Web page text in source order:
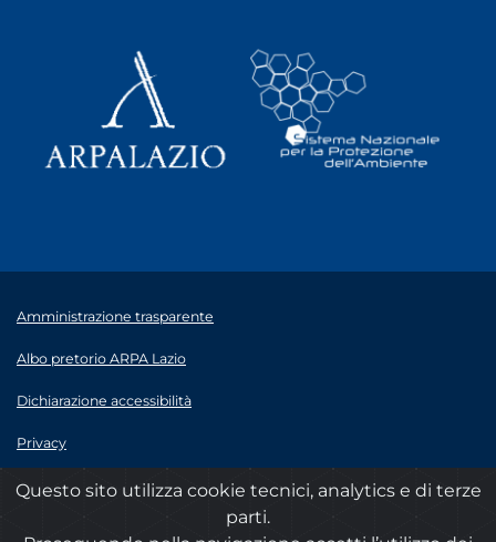
Amministrazione trasparente
Albo pretorio ARPA Lazio
Dichiarazione accessibilità
Privacy
Note legali
© 2020 ARPA Lazio - P.Iva 00915900575
Questo sito utilizza cookie tecnici, analytics e di terze
parti.